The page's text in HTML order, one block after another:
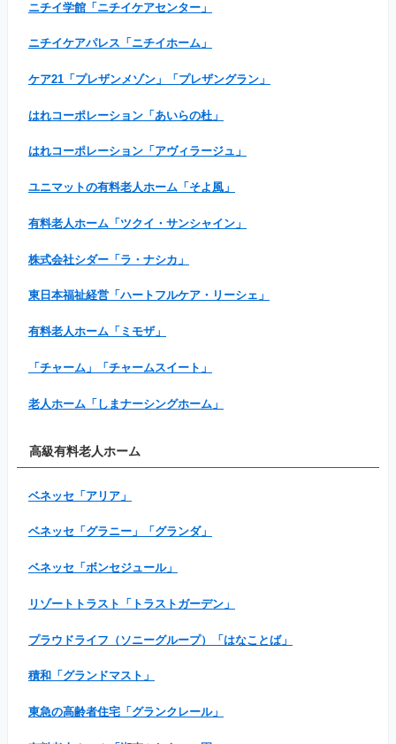
ニチイ学館「ニチイケアセンター」
ニチイケアパレス「ニチイホーム」
ケア21「プレザンメゾン」「プレザングラン」
はれコーポレーション「あいらの杜」
はれコーポレーション「アヴィラージュ」
ユニマットの有料老人ホーム「そよ風」
有料老人ホーム「ツクイ・サンシャイン」
株式会社シダー「ラ・ナシカ」
東日本福祉経営「ハートフルケア・リーシェ」
有料老人ホーム「ミモザ」
「チャーム」「チャームスイート」
老人ホーム「しまナーシングホーム」
高級有料老人ホーム
ベネッセ「アリア」
ベネッセ「グラニー」「グランダ」
ベネッセ「ボンセジュール」
リゾートトラスト「トラストガーデン」
プラウドライフ（ソニーグループ）「はなことば」
積和「グランドマスト」
東急の高齢者住宅「グランクレール」